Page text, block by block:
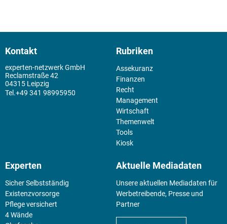
Kontakt
experten-netzwerk GmbH
Reclamstraße 42
04315 Leipzig
+49 341 98995950
Rubriken
Assekuranz
Finanzen
Recht
Management
Wirtschaft
Themenwelt
Tools
Kiosk
Experten
Sicher Selbstständig
Existenz­vorsorge
Pflege versichert
4 Wände
Aktuelle Mediadaten
Unsere aktuellen Mediadaten für
Werbetreibende, Presse und
Partner